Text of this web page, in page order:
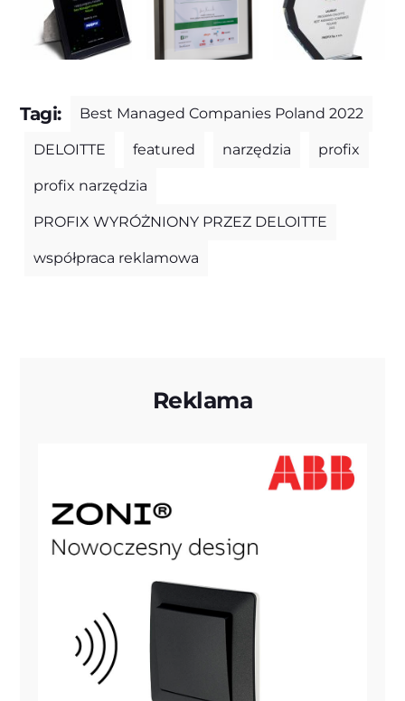
Tagi: Best Managed Companies Poland 2022
DELOITTE featured narzędzia profix
profix narzędzia
PROFIX WYRÓŻNIONY PRZEZ DELOITTE
współpraca reklamowa
Reklama